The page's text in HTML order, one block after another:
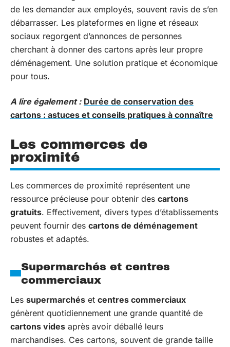
de les demander aux employés, souvent ravis de s’en
débarrasser. Les plateformes en ligne et réseaux
sociaux regorgent d’annonces de personnes
cherchant à donner des cartons après leur propre
déménagement. Une solution pratique et économique
pour tous.
A lire également : Durée de conservation des
cartons : astuces et conseils pratiques à connaître
Les commerces de
proximité
Les commerces de proximité représentent une
ressource précieuse pour obtenir des cartons
gratuits. Effectivement, divers types d’établissements
peuvent fournir des cartons de déménagement
robustes et adaptés.
Supermarchés et centres
commerciaux
Les supermarchés et centres commerciaux
génèrent quotidiennement une grande quantité de
cartons vides après avoir déballé leurs
marchandises. Ces cartons, souvent de grande taille